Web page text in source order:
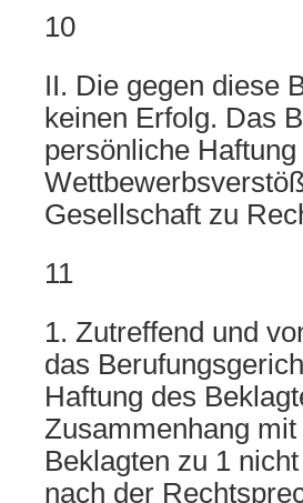
10
II. Die gegen diese
keinen Erfolg. Das
persönliche
Gesellschaft zu
11
1. Zutreffend und
das
Haftung des
Zusammenhang
Beklagten zu 1
nach der